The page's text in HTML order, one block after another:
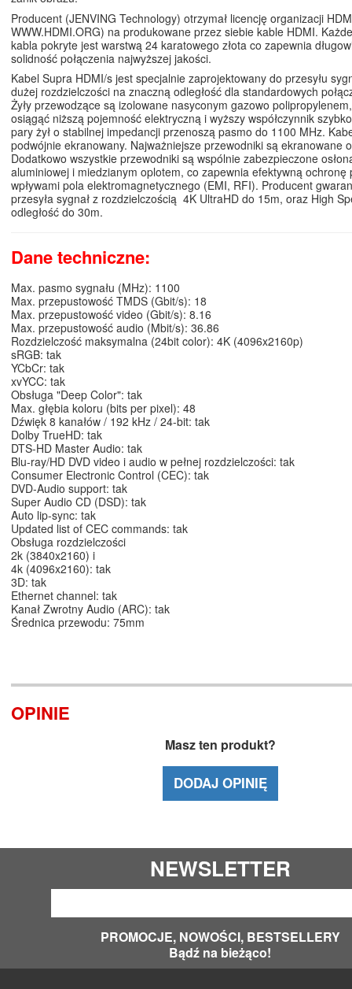
Producent (JENVING Technology) otrzymał licencję organizacji
WWW.HDMI.ORG) na produkowane przez siebie kable HDMI.
kabla pokryte jest warstwą 24 karatowego złota co zapewnia
solidność połączenia najwyższej jakości.
Kabel Supra HDMI/s jest specjalnie zaprojektowany do przesyłu
dużej rozdzielczości na znaczną odległość dla standardowych
Żyły przewodzące są izolowane nasyconym gazowo
osiągąć niższą pojemność elektryczną i wyższy współczynnik
pary żył o stabilnej impedancji przenoszą pasmo do 1100 MHz.
podwójnie ekranowany. Najważniejsze przewodniki są ekranowane
Dodatkowo wszystkie przewodniki są wspólnie zabezpieczone
aluminiowej i miedzianym oplotem, co zapewnia efektywną ochronę
wpływami pola elektromagnetycznego (EMI, RFI). Producent
przesyła sygnał z rozdzielczością 4K UltraHD do 15m, oraz High
odległość do 30m.
Dane techniczne:
Max. pasmo sygnału (MHz): 1100
Max. przepustowość TMDS (Gbit/s): 18
Max. przepustowość video (Gbit/s): 8.16
Max. przepustowość audio (Mbit/s): 36.86
Rozdzielczość maksymalna (24bit color): 4K (4096x2160p)
sRGB: tak
YCbCr: tak
xvYCC: tak
Obsługa "Deep Color": tak
Max. głębia koloru (bits per pixel): 48
Dźwięk 8 kanałów / 192 kHz / 24-bit: tak
Dolby TrueHD: tak
DTS-HD Master Audio: tak
Blu-ray/HD DVD video i audio w pełnej rozdzielczości: tak
Consumer Electronic Control (CEC): tak
DVD-Audio support: tak
Super Audio CD (DSD): tak
Auto lip-sync: tak
Updated list of CEC commands: tak
Obsługa rozdzielczości
2k (3840x2160) i
4k (4096x2160): tak
3D: tak
Ethernet channel: tak
Kanał Zwrotny Audio (ARC): tak
Średnica przewodu: 75mm
OPINIE
Masz ten produkt?
DODAJ OPINIĘ
NEWSLETTER
PROMOCJE, NOWOŚCI, BESTSELLERY
Bądź na bieżąco!